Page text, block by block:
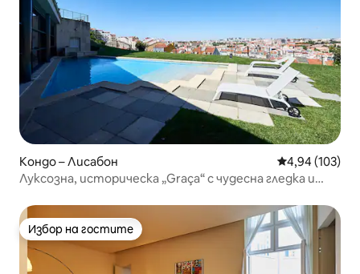
Кондо – Лисабон Средна
4,94 (103)
Луксозна, историческа „Graça“ с чудесна гледка и
Избор на гостите
Избор на гостите